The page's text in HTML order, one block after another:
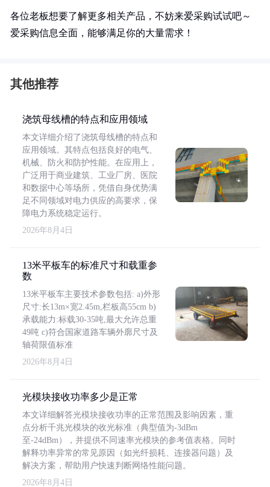
各位老板想要了解更多相关产品，不妨来爱采购试试吧～
爱采购信息全面，能够满足你的大量需求！
其他推荐
浇筑母线槽的特点和应用领域
本文详细介绍了浇筑母线槽的特点和
应用领域。其特点包括良好的电气、
机械、防火和防护性能。在应用上，
广泛用于商业建筑、工业厂房、医院
和数据中心等场所，凭借自身优势满
足不同领域对电力供应的高要求，保
障电力系统稳定运行。
2026年8月4日
13米平板车的标准尺寸和载重参
数
13米平板车主要技术参数包括: a)外形
尺寸:长13m×宽2.45m,栏板高55cm b)
承载能力:标载30-35吨,最大允许总重
49吨 c)符合国家道路车辆外廓尺寸及
轴荷限值标准
2026年8月4日
光模块接收功率多少是正常
本文详细解答光模块接收功率的正常范围及影响因素，重
点分析千兆光模块的收光标准（典型值为-3dBm
至-24dBm），并提供不同速率光模块的参考值表格。同时
解释功率异常的常见原因（如光纤损耗、连接器问题）及
解决方案，帮助用户快速判断网络性能问题。
2026年8月4日